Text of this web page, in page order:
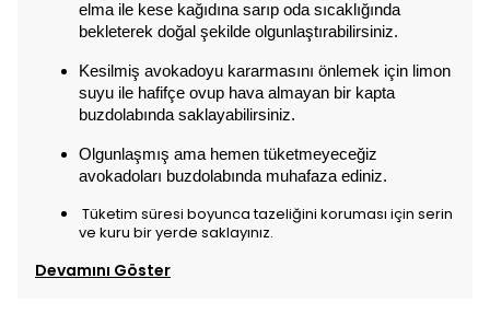
elma ile kese kağıdına sarıp oda sıcaklığında
bekleterek doğal şekilde olgunlaştırabilirsiniz.
Kesilmiş avokadoyu kararmasını önlemek için limon
suyu ile hafifçe ovup hava almayan bir kapta
buzdolabında saklayabilirsiniz.
Olgunlaşmış ama hemen tüketmeyeceğiz
avokadoları buzdolabında muhafaza ediniz.
Tüketim süresi boyunca tazeliğini koruması için serin
ve kuru bir yerde saklayınız.
Devamını Göster